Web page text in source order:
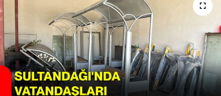
SPOR
11:11 MANŞET